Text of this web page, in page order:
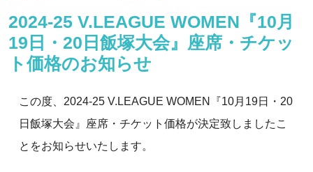
2024-25 V.LEAGUE WOMEN『10月
19日・20日飯塚大会』座席・チケッ
ト価格のお知らせ
この度、2024-25 V.LEAGUE WOMEN『10月19日・20
日飯塚大会』座席・チケット価格が決定致しましたこ
とをお知らせいたします。